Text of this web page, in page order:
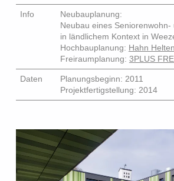
Info
Neubauplanung:
Neubau eines
in ländlichem Kontext in
Hochbauplanung: Hahn
Freiraumplanung: 3PLUS
Daten
Planungsbeginn: 2011
Projektfertigstellung: 2014